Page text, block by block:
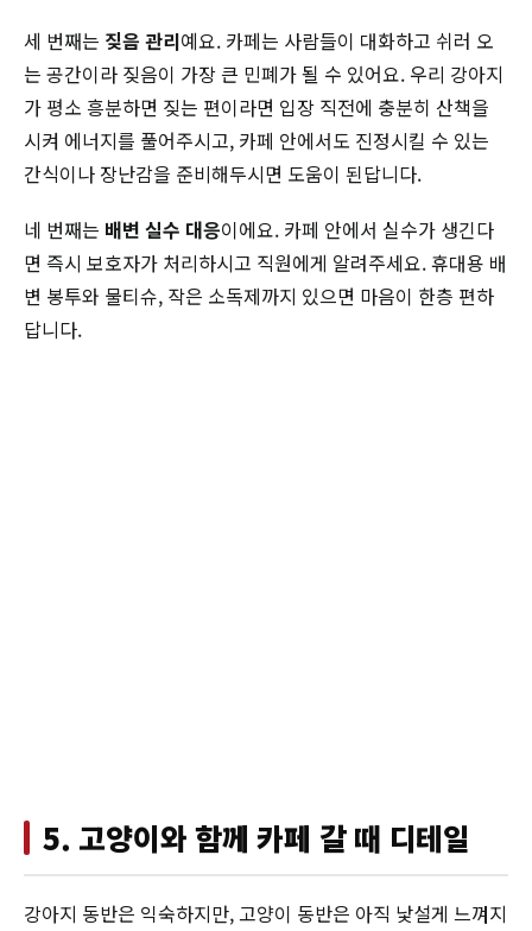
세 번째는 짖음 관리예요. 카페는 사람들이 대화하고 쉬러 오
는 공간이라 짖음이 가장 큰 민폐가 될 수 있어요. 우리 강아지
가 평소 흥분하면 짖는 편이라면 입장 직전에 충분히 산책을
시켜 에너지를 풀어주시고, 카페 안에서도 진정시킬 수 있는
간식이나 장난감을 준비해두시면 도움이 된답니다.
네 번째는 배변 실수 대응이에요. 카페 안에서 실수가 생긴다
면 즉시 보호자가 처리하시고 직원에게 알려주세요. 휴대용 배
변 봉투와 물티슈, 작은 소독제까지 있으면 마음이 한층 편하
답니다.
5. 고양이와 함께 카페 갈 때 디테일
강아지 동반은 익숙하지만, 고양이 동반은 아직 낯설게 느껴지